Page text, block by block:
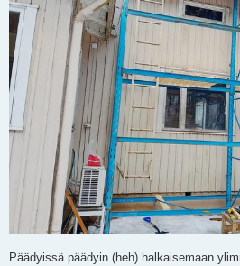
Päädyissä päädyin (heh) halkaisemaan